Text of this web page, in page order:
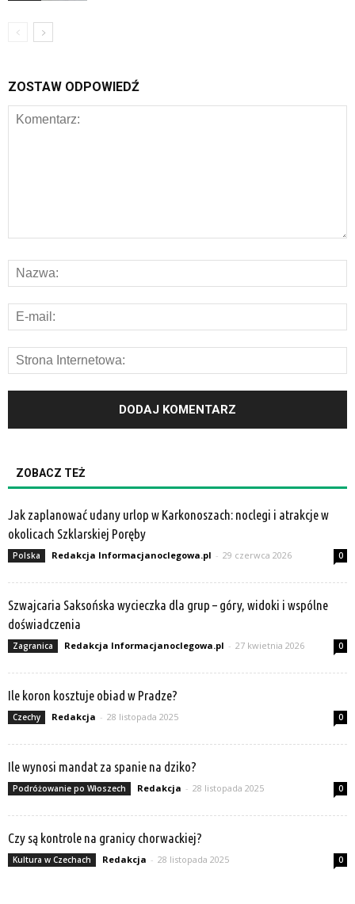
ZOSTAW ODPOWIEDŹ
ZOBACZ TEŻ
Jak zaplanować udany urlop w Karkonoszach: noclegi i atrakcje w
okolicach Szklarskiej Poręby
Polska Redakcja Informacjanoclegowa.pl - 29 czerwca 2026 0
Szwajcaria Saksońska wycieczka dla grup – góry, widoki i wspólne
doświadczenia
Zagranica Redakcja Informacjanoclegowa.pl - 27 kwietnia 2026 0
Ile koron kosztuje obiad w Pradze?
Czechy Redakcja - 28 listopada 2025 0
Ile wynosi mandat za spanie na dziko?
Podróżowanie po Włoszech Redakcja - 28 listopada 2025 0
Czy są kontrole na granicy chorwackiej?
Kultura w Czechach Redakcja - 28 listopada 2025 0